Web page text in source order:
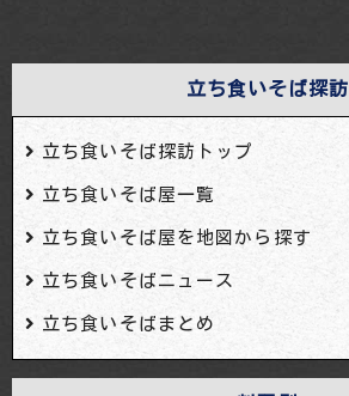
立ち食いそば探訪
立ち食いそば探訪トップ
立ち食いそば屋一覧
立ち食いそば屋を地図から探す
立ち食いそばニュース
立ち食いそばまとめ